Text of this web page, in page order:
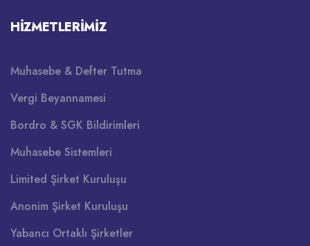
HIZMETLERIMIZ
Muhasebe & Defter Tutma
Vergi Beyannamesi
Bordro & SGK Bildirimleri
Muhasebe Sistemleri
Limited Şirket Kuruluşu
Anonim Şirket Kuruluşu
Yabancı Ortaklı Şirketler